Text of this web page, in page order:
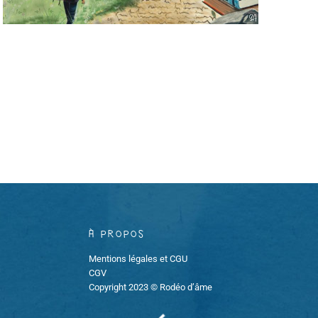
À propos
Mentions légales et CGU
CGV
Copyright 2023 © Rodéo d’âme